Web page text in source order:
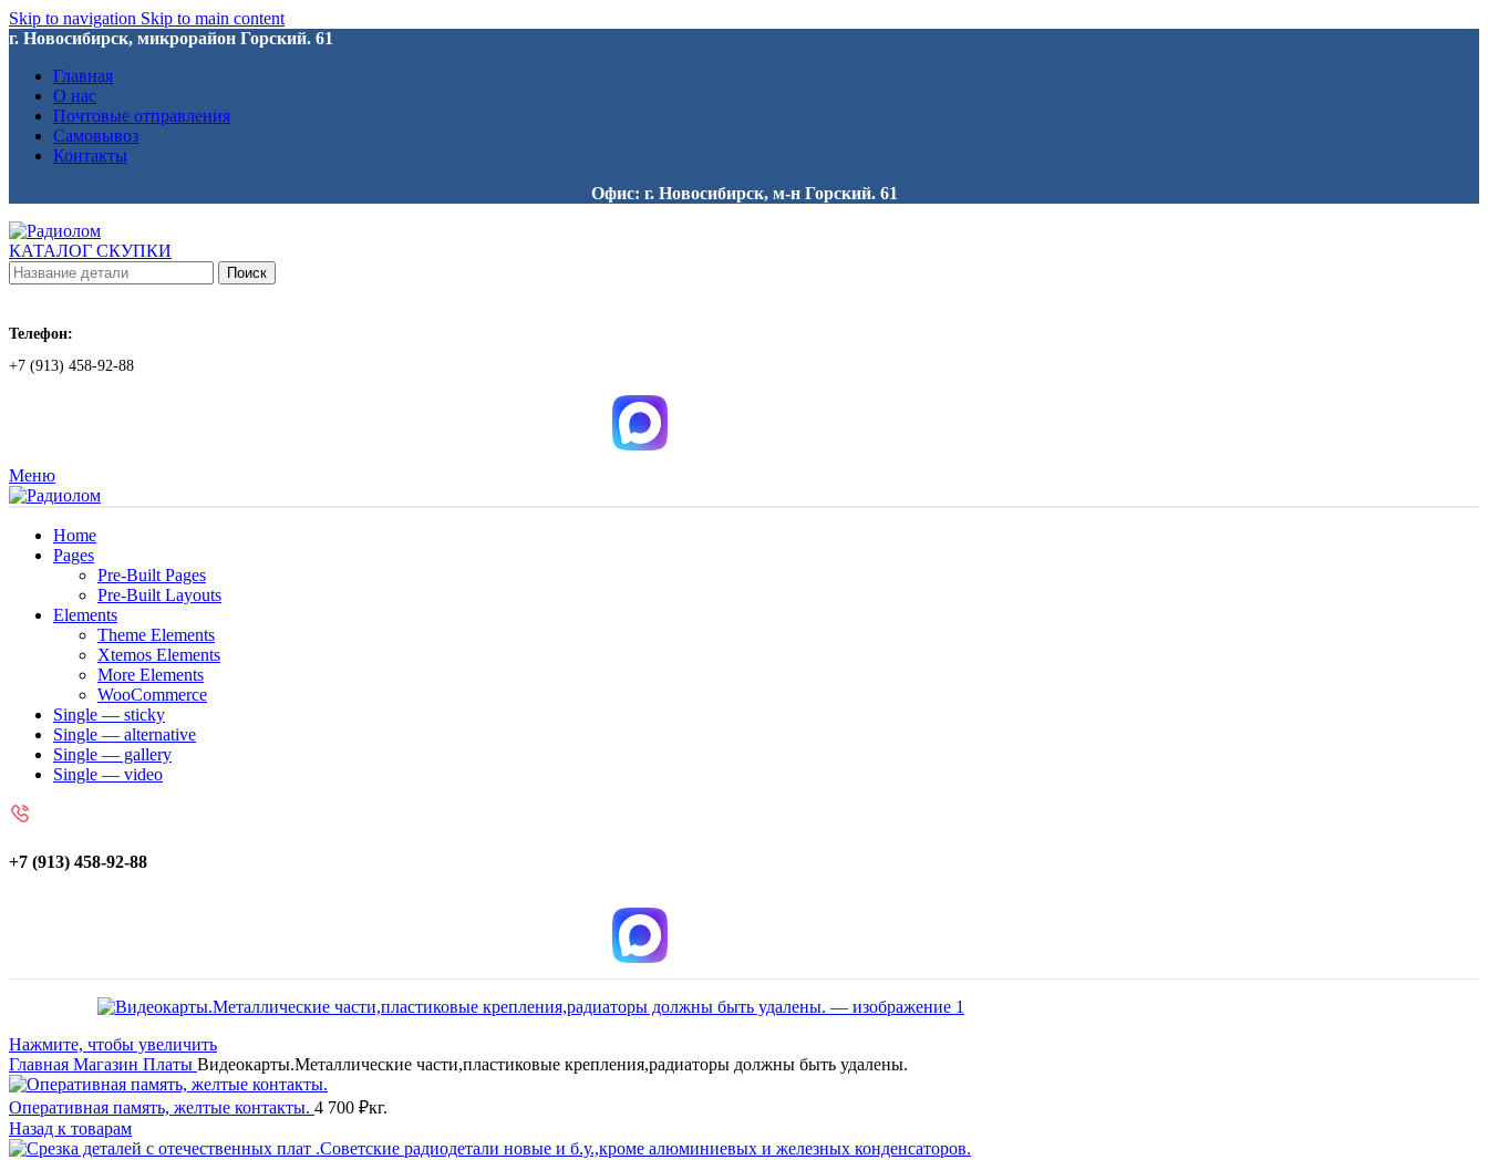
Skip to navigation Skip to main content
г. Новосибирск, микрорайон Горский. 61
Главная
О нас
Почтовые отправления
Самовывоз
Контакты
Офис: г. Новосибирск, м-н Горский. 61
КАТАЛОГ СКУПКИ
Поиск
Телефон:
+7 (913) 458-92-88
Меню
Home
Pages
Pre-Built Pages
Pre-Built Layouts
Elements
Theme Elements
Xtemos Elements
More Elements
WooCommerce
Single — sticky
Single — alternative
Single — gallery
Single — video
+7 (913) 458-92-88
Нажмите, чтобы увеличить
Главная Магазин Платы Видеокарты.Металлические части,пластиковые крепления,радиаторы должны быть удалены.
Оперативная память, желтые контакты. 4 700 ₽кг.
Назад к товарам